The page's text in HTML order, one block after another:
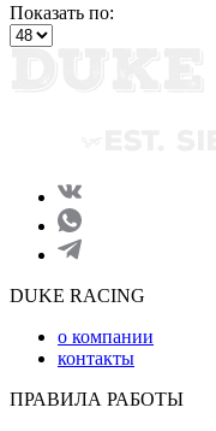
Показать по:
DUKE RACING
о компании
контакты
ПРАВИЛА РАБОТЫ